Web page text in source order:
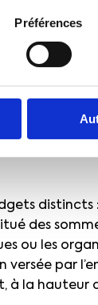
Préférences
souhaite
ASC est
un rôle
des
ou les
par
à la